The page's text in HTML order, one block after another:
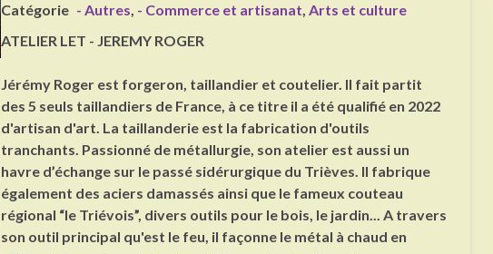
Catégorie - Autres, - Commerce et artisanat, Arts et culture
ATELIER LET - JEREMY ROGER
Jérémy Roger est forgeron, taillandier et coutelier. Il fait partit
des 5 seuls taillandiers de France, à ce titre il a été qualifié en 2022
d'artisan d'art. La taillanderie est la fabrication d'outils
tranchants. Passionné de métallurgie, son atelier est aussi un
havre d’échange sur le passé sidérurgique du Trièves. Il fabrique
également des aciers damassés ainsi que le fameux couteau
régional “le Triévois”, divers outils pour le bois, le jardin... A travers
son outil principal qu'est le feu, il façonne le métal à chaud en